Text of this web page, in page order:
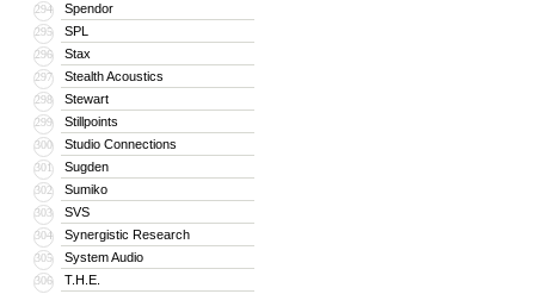
294 Spendor
295 SPL
296 Stax
297 Stealth Acoustics
298 Stewart
299 Stillpoints
300 Studio Connections
301 Sugden
302 Sumiko
303 SVS
304 Synergistic Research
305 System Audio
306 T.H.E.